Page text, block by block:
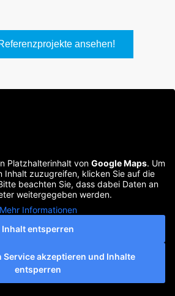
ansehen!
Platzhalterinhalt von Google Maps. Um
Inhalt zuzugreifen, klicken Sie auf die
beachten Sie, dass dabei Daten an
weitergegeben werden.
Mehr Informationen
Inhalt entsperren
akzeptieren und Inhalte
entsperren